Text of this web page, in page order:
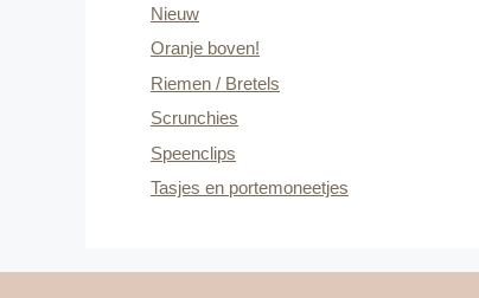
Nieuw
Oranje boven!
Riemen / Bretels
Scrunchies
Speenclips
Tasjes en portemoneetjes